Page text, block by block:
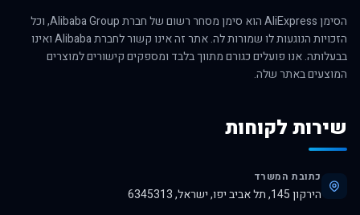
הסימן AliExpress הוא סימן מסחר רשום של חברת Alibaba Group, וכל
הזכויות הנוגעות לו שמורות לה. אתר זה אינו קשור לחברת Alibaba ואינו
בבעלותה. אנו פועלים כגורם מתווך בלבד ומספקים קישורים למוצרים
המוצעים באתר שלה.
שירות לקוחות
כתובת המשרד
הירקון 145, תל אביב יפו, ישראל, 6345313